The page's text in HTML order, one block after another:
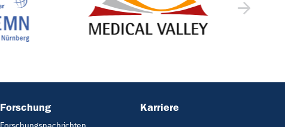
Forschung Karriere